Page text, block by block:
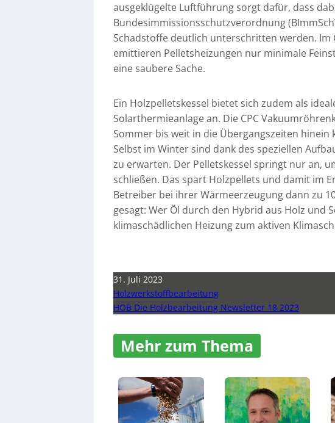
ausgeklügelte Luftführung sorgt dafür, dass
Bundesimmissionsschutzverordnung
Schadstoffe deutlich unterschritten werden. Im
emittieren Pelletsheizungen nur minimale
eine saubere Sache.
Ein Holzpelletskessel bietet sich zudem als
Solarthermieanlage an. Die CPC
Sommer bis weit in die Übergangszeiten
Selbst im Winter sind dank des speziellen
zu erwarten. Der Pelletskessel springt nur an,
schließen. Das spart Holzpellets und damit im
Betreiber bei ihrer Wärmeerzeugung dann zu
gesagt: Wer Öl durch den Hybrid aus Holz und
klimaschädlichen Heizung zum aktiven
31. Juli 2023
Holzwerkstoffbearbeitung
HOB Die Holzbearbeitung Newsletter 18 2023
Mehr zum Thema